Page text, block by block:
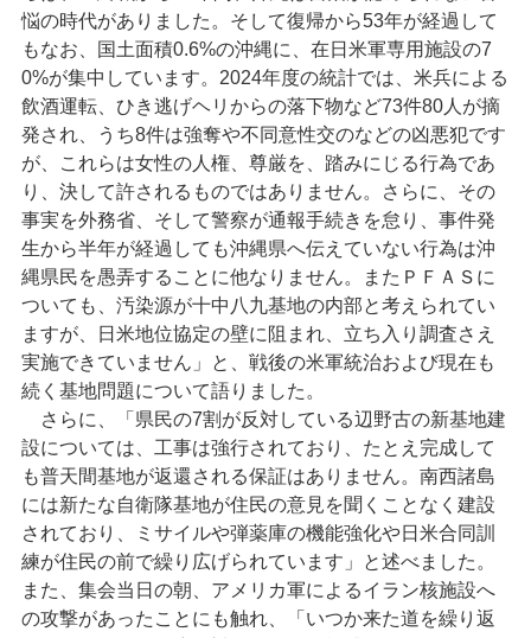
悩の時代がありました。そして復帰から53年が経過して
もなお、国土面積0.6%の沖縄に、在日米軍専用施設の7
0%が集中しています。2024年度の統計では、米兵による
飲酒運転、ひき逃げヘリからの落下物など73件80人が摘
発され、うち8件は強奪や不同意性交のなどの凶悪犯です
が、これらは女性の人権、尊厳を、踏みにじる行為であ
り、決して許されるものではありません。さらに、その
事実を外務省、そして警察が通報手続きを怠り、事件発
生から半年が経過しても沖縄県へ伝えていない行為は沖
縄県民を愚弄することに他なりません。またＰＦＡＳに
ついても、汚染源が十中八九基地の内部と考えられてい
ますが、日米地位協定の壁に阻まれ、立ち入り調査さえ
実施できていません」と、戦後の米軍統治および現在も
続く基地問題について語りました。
さらに、「県民の7割が反対している辺野古の新基地建
設については、工事は強行されており、たとえ完成して
も普天間基地が返還される保証はありません。南西諸島
には新たな自衛隊基地が住民の意見を聞くことなく建設
されており、ミサイルや弾薬庫の機能強化や日米合同訓
練が住民の前で繰り広げられています」と述べました。
また、集会当日の朝、アメリカ軍によるイラン核施設へ
の攻撃があったことにも触れ、「いつか来た道を繰り返